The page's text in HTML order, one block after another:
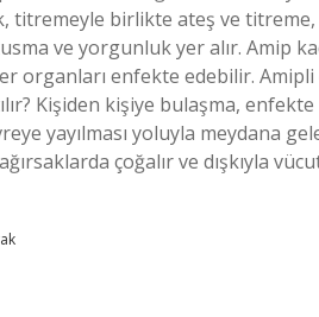
titremeyle birlikte ateş ve titreme,
ve yorgunluk yer alır. Amip
organları enfekte edebilir.
Kişiden kişiye bulaşma,
yayılması yoluyla meydana
çoğalır ve dışkıyla